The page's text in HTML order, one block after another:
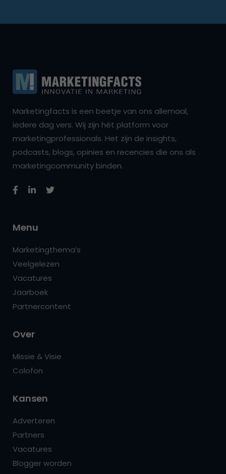
Marketingfacts is een beetje van ons allemaal,
iedere dag vers. Wij zijn hét platform voor
marketingprofessionals. Het zijn de insights,
podcasts, blogs, opinies en recencies die ons als
marketingcommunity binden.
Menu
Marketingthema’s
Veelgelezen
Vacatures
Jaarboek
Partnercontent
Over
Missie & Visie
Colofon
Kansen
Adverteren
Partners
Vacatures
Blogger worden